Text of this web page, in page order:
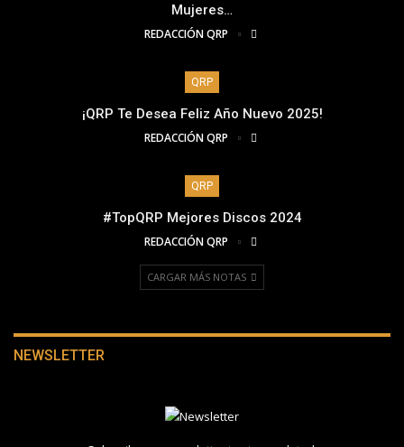
Mujeres…
REDACCIÓN QRP
QRP
¡QRP Te Desea Feliz Año Nuevo 2025!
REDACCIÓN QRP
QRP
#TopQRP Mejores Discos 2024
REDACCIÓN QRP
CARGAR MÁS NOTAS
NEWSLETTER